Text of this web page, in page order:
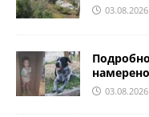
03.08.2026
03.08.2026